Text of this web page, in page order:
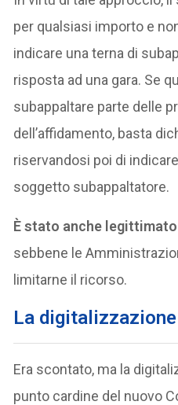
per qualsiasi importo e
indicare una terna di
risposta ad una gara. Se
subappaltare parte delle
dell’affidamento, basta
riservandosi poi di
soggetto subappaltatore.
È stato anche
sebbene le
limitarne il ricorso.
La digitalizzazione
Era scontato, ma la
punto cardine del nuovo